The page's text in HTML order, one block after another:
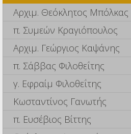
Αρχιμ. Θεόκλητος Μπόλκας
π. Συμεών Κραγιόπουλος
Αρχιμ. Γεώργιος Καψάνης
π. Σάββας Φιλοθεΐτης
γ. Εφραίμ Φιλοθεΐτης
Κωσταντίνος Γανωτής
π. Ευσέβιος Βίττης